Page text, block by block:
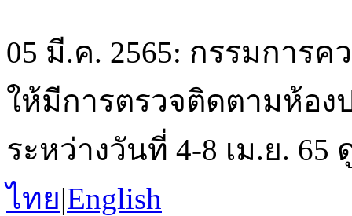
05 มี.ค. 2565: กรรมการ
ให้มีการตรวจติดตามห้อง
ระหว่างวันที่ 4-8 เม.ย.
ไทย|English